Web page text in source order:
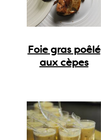
Foie gras poêlé
aux cèpes